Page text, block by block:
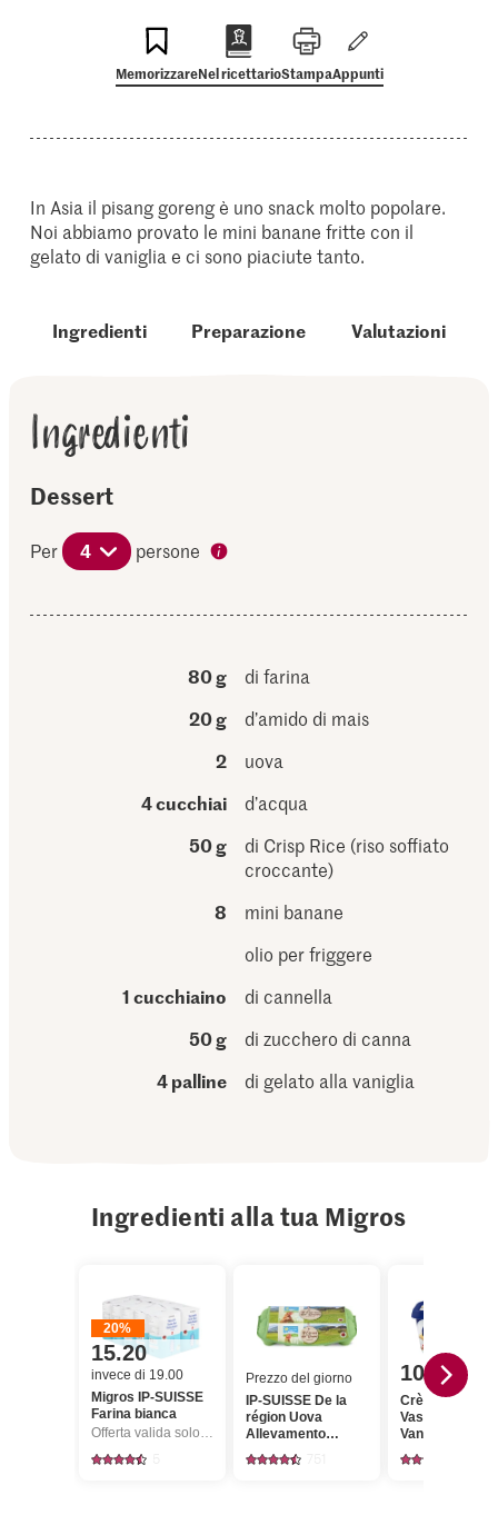
MemorizzareNel ricettarioStampaAppunti
In Asia il pisang goreng è uno snack molto popolare.
Noi abbiamo provato le mini banane fritte con il
gelato di vaniglia e ci sono piaciute tanto.
Ingredienti Preparazione Valutazioni
Ingredienti
Dessert
Per 4 persone
80 g
di farina
20 g
d’amido di mais
2
uova
4 cucchiai
d’acqua
50 g
di Crisp Rice (riso soffiato
croccante)
8
mini banane
olio per friggere
1 cucchiaino
di cannella
50 g
di zucchero di canna
4 palline
di gelato alla vaniglia
Ingredienti alla tua Migros
20%
15.20
invece di 19.00
Migros IP-SUISSE
Farina bianca
Offerta valida solo dal 6.8 al 12.8.2026, fino a esaurimento dello stock.
Prezzo del giorno
IP-SUISSE De la
région Uova
Allevamento
all'aperto
10.95
Crème d'or
Vaschetta di
Vaniglia